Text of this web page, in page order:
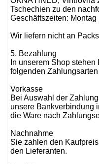
Tschechien zu den
Geschäftszeiten:
Wir liefern nicht an
5. Bezahlung
In unserem Shop
folgenden
Vorkasse
Bei Auswahl der
unsere Bankverbindung
die Ware nach
Nachnahme
Sie zahlen den
den Lieferanten.